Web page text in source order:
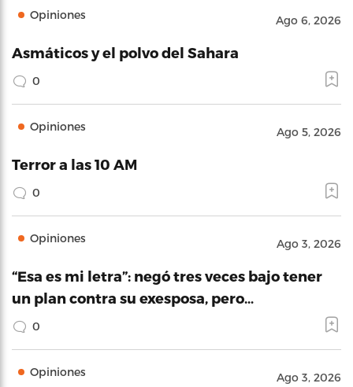
Opiniones Ago 6, 2026
Asmáticos y el polvo del Sahara
0
Opiniones Ago 5, 2026
Terror a las 10 AM
0
Opiniones Ago 3, 2026
“Esa es mi letra”: negó tres veces bajo tener
un plan contra su exesposa, pero…
0
Opiniones Ago 3, 2026